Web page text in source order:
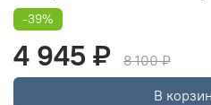
-39%
4 945 ₽
8 100 ₽
В